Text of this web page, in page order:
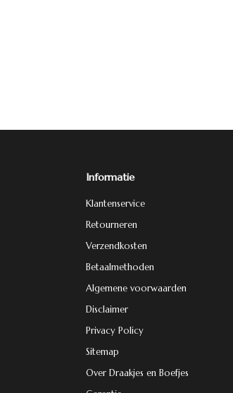
Informatie
Klantenservice
Retourneren
Verzendkosten
Betaalmethoden
Algemene voorwaarden
Disclaimer
Privacy Policy
Sitemap
Over Draakjes en Boefjes